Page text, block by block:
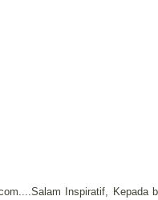
Inspiratif, Kepada